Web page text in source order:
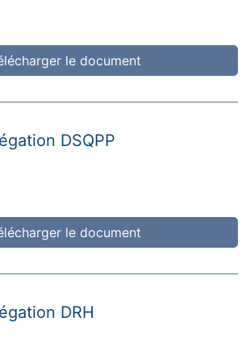
le document
DSQPP
le document
DRH